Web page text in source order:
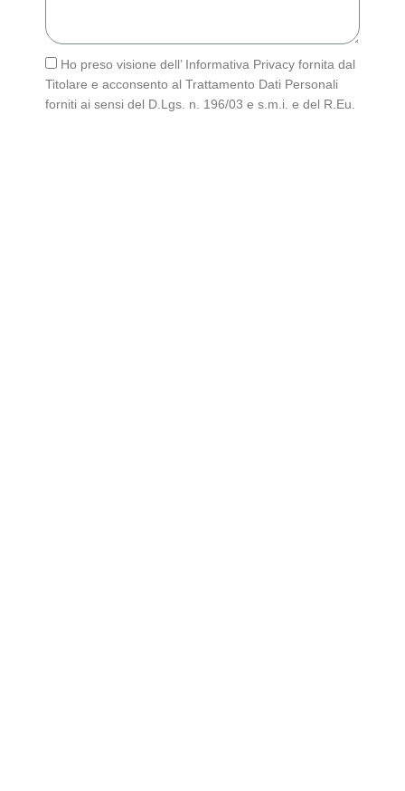
Ho preso visione dell’ Informativa Privacy fornita dal
Titolare e acconsento al Trattamento Dati Personali
forniti ai sensi del D.Lgs. n. 196/03 e s.m.i. e del R.Eu.